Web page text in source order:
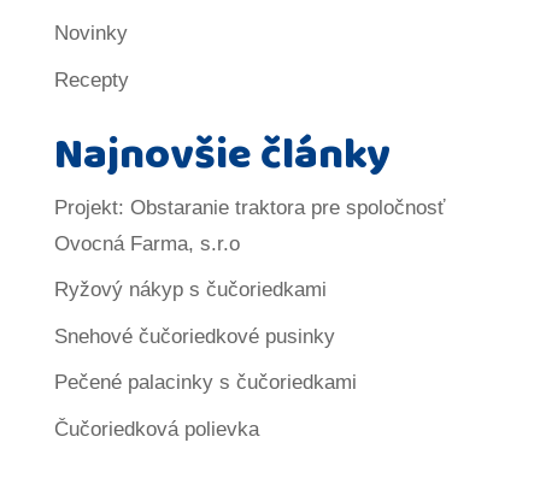
Novinky
Recepty
Najnovšie články
Projekt: Obstaranie traktora pre spoločnosť
Ovocná Farma, s.r.o
Ryžový nákyp s čučoriedkami
Snehové čučoriedkové pusinky
Pečené palacinky s čučoriedkami
Čučoriedková polievka